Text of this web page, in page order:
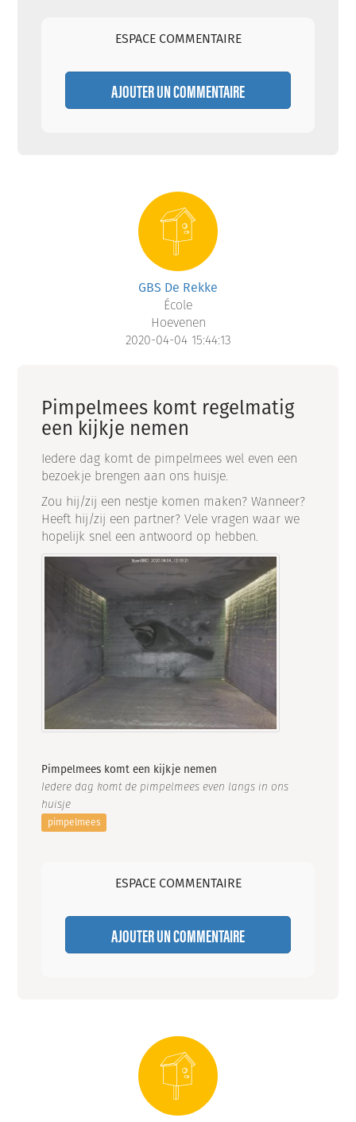
ESPACE COMMENTAIRE
AJOUTER UN COMMENTAIRE
GBS De Rekke
École
Hoevenen
2020-04-04 15:44:13
Pimpelmees komt regelmatig
een kijkje nemen
Iedere dag komt de pimpelmees wel even een
bezoekje brengen aan ons huisje.
Zou hij/zij een nestje komen maken? Wanneer?
Heeft hij/zij een partner? Vele vragen waar we
hopelijk snel een antwoord op hebben.
Pimpelmees komt een kijkje nemen
Iedere dag komt de pimpelmees even langs in ons
huisje
pimpelmees
ESPACE COMMENTAIRE
AJOUTER UN COMMENTAIRE